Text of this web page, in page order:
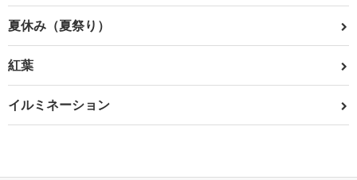
夏休み（夏祭り）
紅葉
イルミネーション